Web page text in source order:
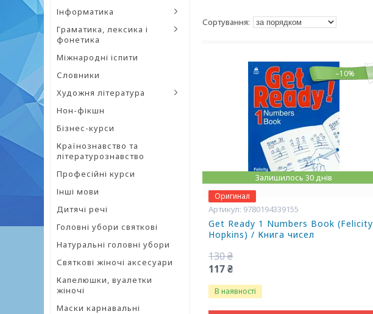
Інформатика
Граматика, лексика і
фонетика
Міжнародні іспити
Словники
Художня література
Нон-фікшн
Бізнес-курси
Країнознавство та
літературознавство
Професійні курси
Інші мови
Дитячі речі
Головні убори святкові
Натуральні головні убори
Святкові жіночі аксесуари
Капелюшки, вуалетки
жіночі
Маски карнавальні
–10%
Залишилось 30 днів
Оригинал
9780194339155
Get Ready 1 Numbers Book (Felicity
Hopkins) / Книга чисел
130 ₴
117 ₴
В наявності